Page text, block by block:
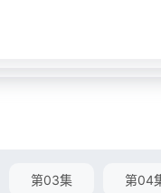
第03集 第04